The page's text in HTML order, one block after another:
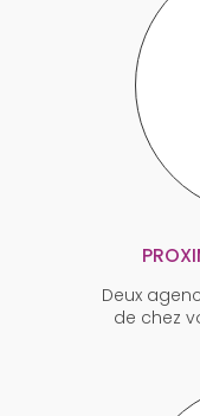
Deux
de chez